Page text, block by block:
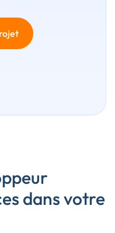
dans votre